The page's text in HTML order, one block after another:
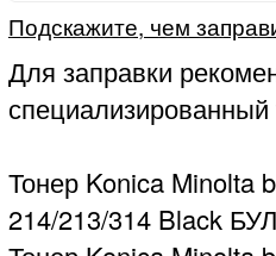
Подскажите, чем
Для заправки
специализированный
Тонер Konica Minolta
214/213/314 Black